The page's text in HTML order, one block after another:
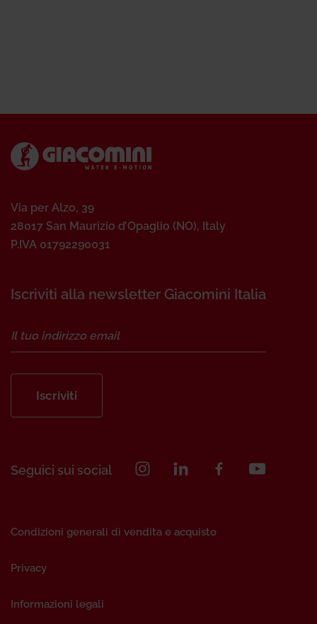
Via per Alzo, 39
28017 San Maurizio d’Opaglio (NO), Italy
P.IVA 01792290031
Iscriviti alla newsletter Giacomini Italia
Iscriviti
Seguici sui social
Condizioni generali di vendita e acquisto
Privacy
Informazioni legali